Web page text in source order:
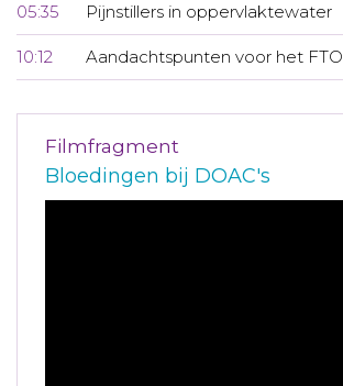
05:35 Pijnstillers in oppervlaktewater
10:12 Aandachtspunten voor het FTO
Filmfragment
Bloedingen bij DOAC's